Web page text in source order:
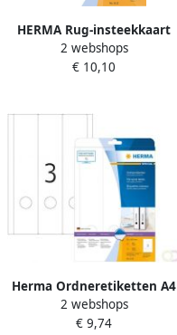
HERMA Rug-insteekkaart
5122 smal 30x190mm wit 25
vel
2 webshops
€ 10,10
Herma Ordneretiketten A4
61 x 297 mm wit
ondoorzichtig permanent
2 webshops
€ 9,74